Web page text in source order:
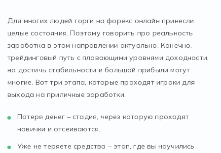
Для многих людей торги на форекс онлайн принесли
целые состояния. Поэтому говорить про реальность
заработка в этом направлении актуально. Конечно,
трейдинговый путь с плавающими уровнями доходности,
но достичь стабильности и большой прибыли могут
многие. Вот три этапа, которые проходят игроки для
выхода на приличные заработки.
Потеря денег – стадия, через которую проходят
новички и отсеиваются.
Уже не теряете средства – этап, где вы научились